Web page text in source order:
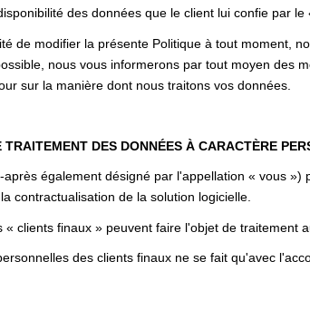
des données que le client lui confie par le
de modifier la présente Politique à tout moment,
nous vous informerons par tout moyen des
sur la manière dont nous traitons vos données.
DES DONNÉES À CARACTÈRE
également désigné par l'appellation « vous
contractualisation de la solution logicielle.
« clients finaux » peuvent faire l'objet de
des clients finaux ne se fait qu'avec